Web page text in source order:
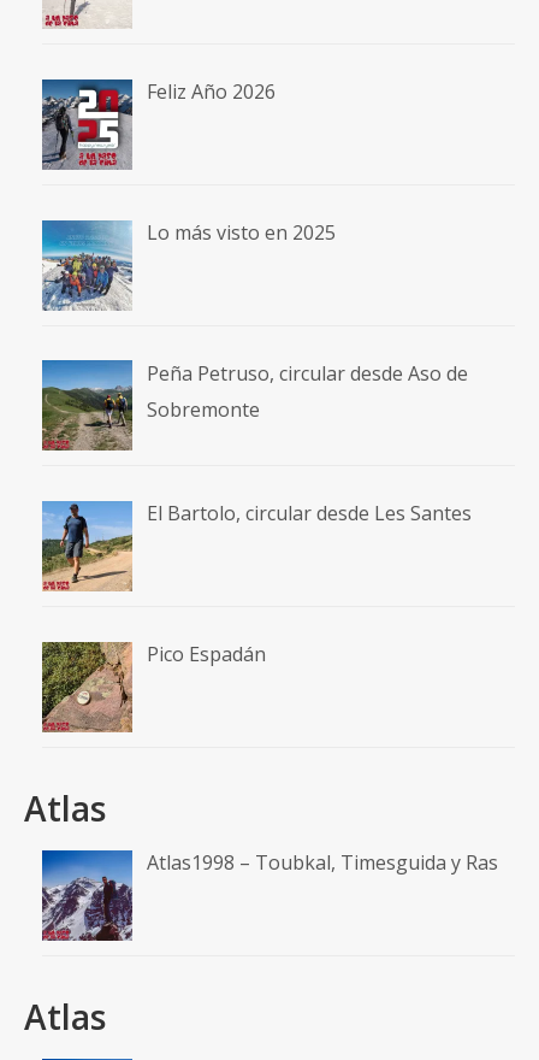
Feliz Año 2026
Lo más visto en 2025
Peña Petruso, circular desde Aso de
Sobremonte
El Bartolo, circular desde Les Santes
Pico Espadán
Atlas
Atlas1998 – Toubkal, Timesguida y Ras
Atlas